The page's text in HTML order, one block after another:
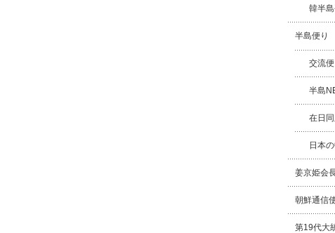
韓半
半島便り
交流便
半島
在日
日本
姜京姫会
朝鮮通信
第19代大